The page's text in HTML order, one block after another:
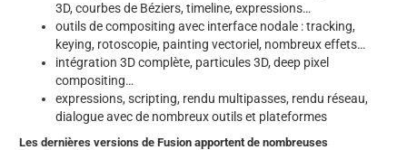
3D, courbes de Béziers, timeline, expressions…
outils de compositing avec interface nodale : tracking,
keying, rotoscopie, painting vectoriel, nombreux effets…
intégration 3D complète, particules 3D, deep pixel
compositing…
expressions, scripting, rendu multipasses, rendu réseau,
dialogue avec de nombreux outils et plateformes
Les dernières versions de Fusion apportent de nombreuses